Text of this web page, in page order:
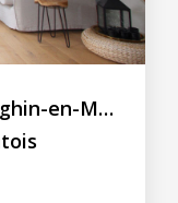
Appartement T2 51 m2 Sainghin-en-Mélantois